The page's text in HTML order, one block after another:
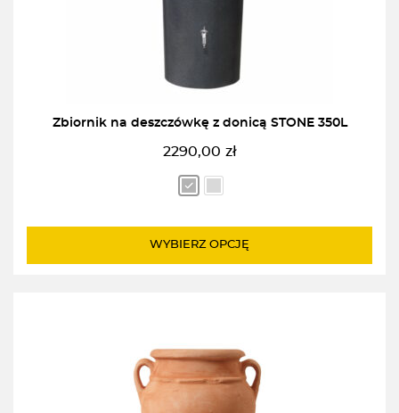
Zbiornik na deszczówkę z donicą STONE 350L
2290,00 zł
WYBIERZ OPCJĘ